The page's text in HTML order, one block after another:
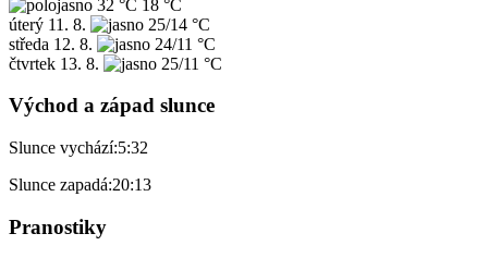
32 °C 18 °C
úterý 11. 8.
25/14 °C
středa 12. 8.
24/11 °C
čtvrtek 13. 8. 25/11 °C
Východ a západ slunce
Slunce vychází:5:32
Slunce zapadá:20:13
Pranostiky